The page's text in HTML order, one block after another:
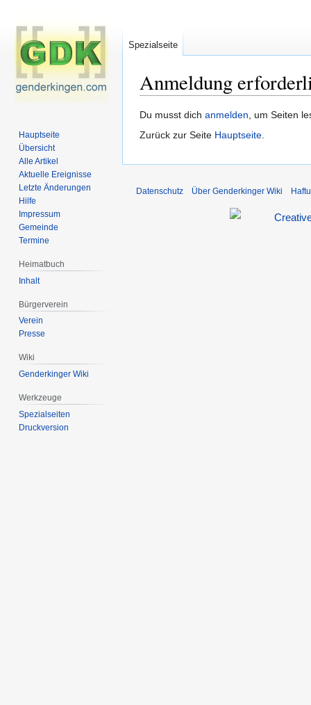
Anmeldung
Zur
Navigation
Zur
Suche
Du musst dich anmelden, um Seiten
Zurück zur Seite Hauptseite.
Spezialseite
Hauptseite
Übersicht
Alle Artikel
Aktuelle Ereignisse
Letzte Änderungen
Hilfe
Impressum
Gemeinde
Termine
Heimatbuch
Inhalt
Bürgerverein
Verein
Presse
Wiki
Genderkinger Wiki
Werkzeuge
Spezialseiten
Druckversion
Datenschutz Über Genderkinger Wiki